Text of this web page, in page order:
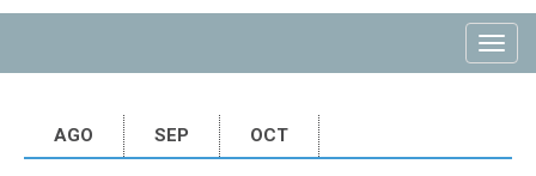
AGO SEP OCT